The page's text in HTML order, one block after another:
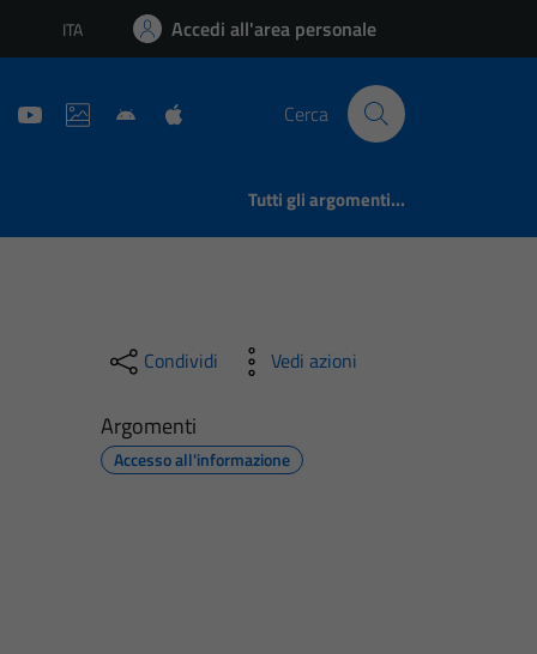
Lingua attiva:
ITA Accedi all'area personale
Cerca
Tutti gli argomenti...
Condividi Vedi azioni
Argomenti
Accesso all'informazione